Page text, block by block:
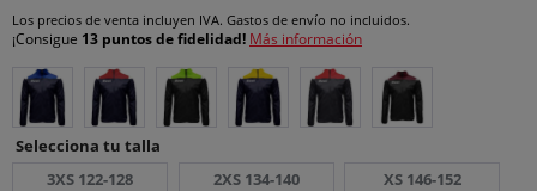
Los precios de venta incluyen IVA. Gastos de envío no incluidos.
¡Consigue 13 puntos de fidelidad! Más información
Selecciona tu talla
3XS 122-128
2XS 134-140 XS 146-152